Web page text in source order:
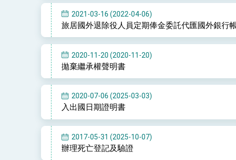
2021-03-16 (2022-04-06)
旅居國外退除役人員定期俸金委託代匯國外銀行
2020-11-20 (2020-11-20)
拋棄繼承權聲明書
2020-07-06 (2025-03-03)
入出國日期證明書
2017-05-31 (2025-10-07)
辦理死亡登記及驗證